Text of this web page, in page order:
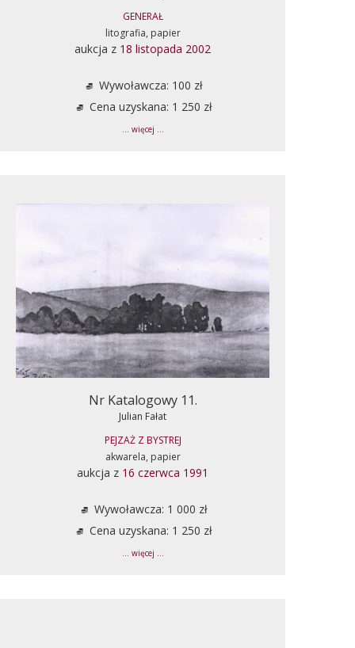
GENERAŁ
litografia, papier
aukcja z 18 listopada 2002
Wywoławcza: 100 zł
Cena uzyskana: 1 250 zł
... więcej ...
Nr Katalogowy 11.
Julian Fałat
PEJZAŻ Z BYSTREJ
akwarela, papier
aukcja z 16 czerwca 1991
Wywoławcza: 1 000 zł
Cena uzyskana: 1 250 zł
... więcej ...